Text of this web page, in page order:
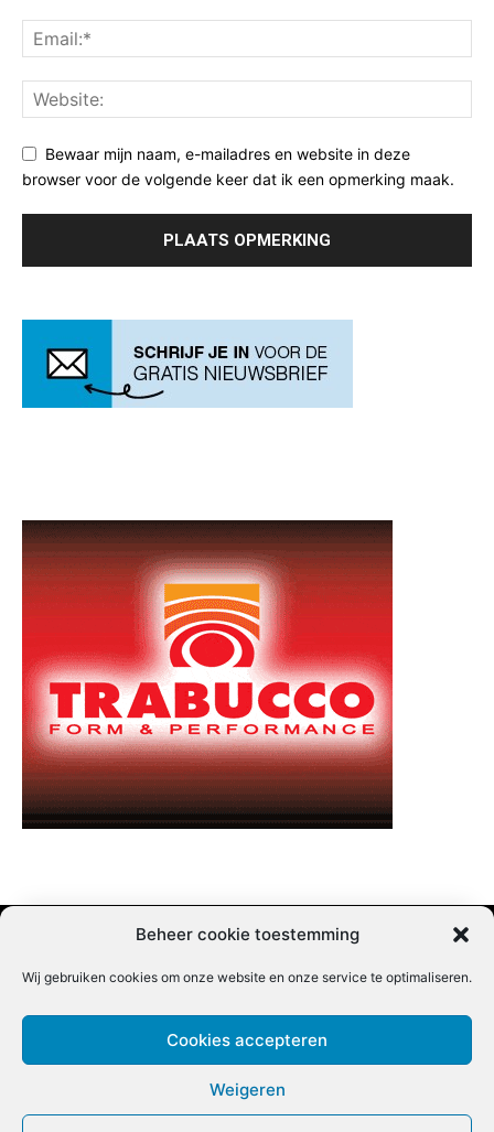
Beheer cookie toestemming
Wij gebruiken cookies om onze website en onze service te optimaliseren.
Cookies accepteren
Weigeren
Bewaar mijn naam, e-mailadres en website in deze
browser voor de volgende keer dat ik een opmerking maak.
Nieuwsbrief inschrijven | Partner content